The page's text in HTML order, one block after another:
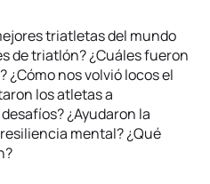
triatletas del mundo
de triatlón? ¿Cuáles fueron
¿Cómo nos volvió locos el
los atletas a
¿Ayudaron la
mental? ¿Qué